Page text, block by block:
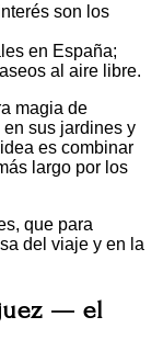
son los
en España;
al aire libre.
magia de
sus jardines y
es combinar
largo por los
que para
del viaje y en la
— el